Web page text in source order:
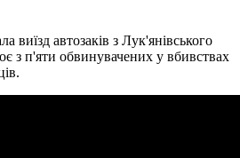
виїзд автозаків з Лук'янівського
з п'яти обвинувачених у вбивствах